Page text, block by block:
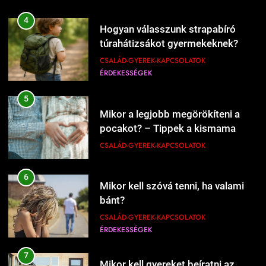
5
Mikor a legjobb megörökíteni a
pocakot? – Tippek a kismama
fotózás időzítéséhez
CSALÁD-GYEREK-KAPCSOLATOK
6
Mikor kell szóvá tenni, ha valami
bánt?
CSALÁD-GYEREK-KAPCSOLATOK
7
Mikor kell gyereket beíratni az
CSALÁD-GYEREK-KAPCSOLATOK
208
Mikor kell új éttermeket
kipróbálni?
ÉRDEKESSÉGEK ÉTEL-ITAL
1
Kipróbáltuk a házi sajtkészítést 1
liter tejből – Megéri a macerát?
ÉRDEKESSÉGEK ÉTEL-ITAL
2
Kipróbáltuk Gordon Ramsay 10
perces tésztáját – Tényleg megvan
10 perc alatt?
ÉRDEKESSÉGEK ÉTEL-ITAL
3
1226